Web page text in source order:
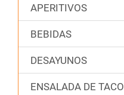
APERITIVOS
BEBIDAS
DESAYUNOS
ENSALADA DE TACO